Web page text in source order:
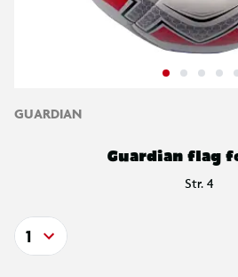
GUARDIAN
Guardian flag
Str. 4
1